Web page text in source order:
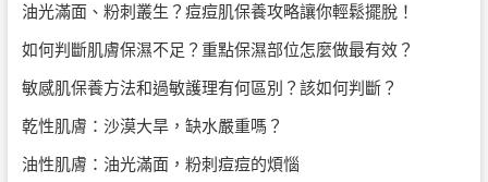
油光滿面、粉刺叢生？痘痘肌保養攻略讓你輕鬆擺脫！
如何判斷肌膚保濕不足？重點保濕部位怎麼做最有效？
敏感肌保養方法和過敏護理有何區別？該如何判斷？
乾性肌膚：沙漠大旱，缺水嚴重嗎？
油性肌膚：油光滿面，粉刺痘痘的煩惱